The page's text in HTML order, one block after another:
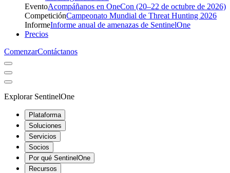
EventoAcompáñanos en OneCon (20–22 de octubre de 2026)
CompeticiónCampeonato Mundial de Threat Hunting 2026
InformeInforme anual de amenazas de SentinelOne
Precios
ComenzarContáctanos
Explorar SentinelOne
Plataforma
Soluciones
Servicios
Socios
Por qué SentinelOne
Recursos